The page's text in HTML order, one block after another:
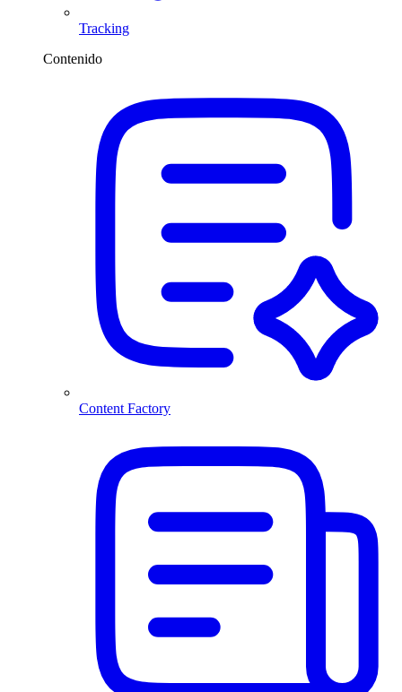
Tracking
Contenido
Content Factory